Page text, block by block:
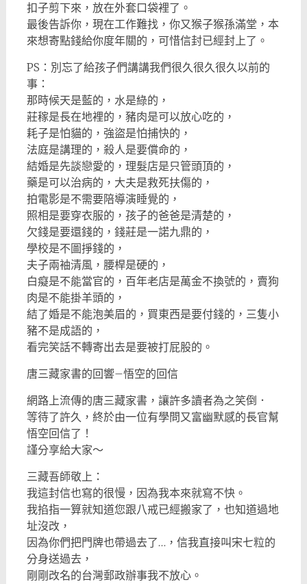
扣子剪下來，放在外套口袋裡了。
最後告訴你，現在工作難找，你又猴子猴孫滿堂，本
來想寄點錢給你度年關的，可惜信封已經封上了。
PS：別忘了給孩子們講講我們很久很久很久以前的
事：
那時候天是藍的，水是綠的，
莊稼是長在地裡的，豬肉是可以放心吃的，
耗子是怕貓的，強盜是怕捕快的，
法庭是講理的，殺人是要償命的，
結婚是先談戀愛的，理髮店是只管頭頂的，
藥是可以治病的，大夫是救死扶傷的，
拍電影是不需要陪導演睡覺的，
照相是要穿衣服的，孩子的爸爸是清楚的，
欠錢是要還錢的，錢莊是一諾九鼎的，
學校是不圖掙錢的，
夫子兩袖清風，腰桿是硬的，
白癡是不能當官的，百年老店是萬金不換號的，賣狗
肉是不能掛羊頭的，
結了婚是不能泡美眉的，買東西是要付錢的，三隻小
豬不是成語的，
看完笑話不轉寄出去是要被打屁股的。
唐三藏家書的回響–悟空的回信
網路上流傳的唐三藏家書，讓許多讀者為之笑倒．
等待了許久，終於由一位有學問又富幽默感的長官幫
悟空回信了！
謹分享給大家～
三藏吾師敬上：
我這封信也寫的很慢，因為我本來就寫不快。
我掐指一算就知道您跟八戒已經搬家了，也知道過地
址沒改，
因為你們把門牌也帶過去了…，信我直接叫宋七粒的
分身送過去，
剛剛改名的台灣郵政辦事我不放心。